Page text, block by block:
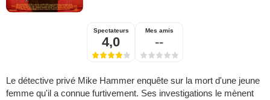
Spectateurs
4,0
Mes amis
--
Le détective privé Mike Hammer enquête sur la mort d'une jeune
femme qu'il a connue furtivement. Ses investigations le mènent